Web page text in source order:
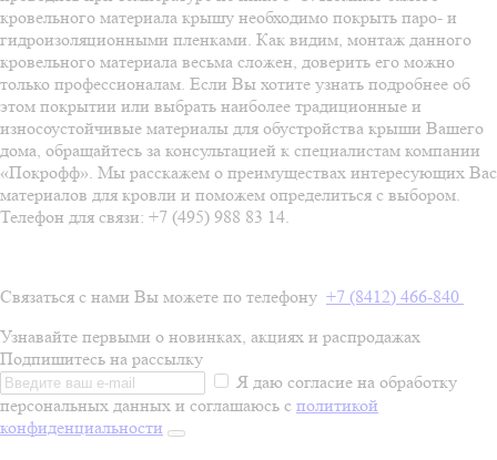
кровельного материала крышу необходимо покрыть паро- и
гидроизоляционными пленками. Как видим, монтаж данного
кровельного материала весьма сложен, доверить его можно
только профессионалам. Если Вы хотите узнать подробнее об
этом покрытии или выбрать наиболее традиционные и
износоустойчивые материалы для обустройства крыши Вашего
дома, обращайтесь за консультацией к специалистам компании
«Покрофф». Мы расскажем о преимуществах интересующих Вас
материалов для кровли и поможем определиться с выбором.
Телефон для связи: +7 (495) 988 83 14.
Связаться с нами Вы можете по телефону +7 (8412) 466-840
Узнавайте первыми о новинках, акциях и распродажах
Подпишитесь на рассылку
Я даю согласие на обработку
персональных данных и соглашаюсь с политикой
конфиденциальности